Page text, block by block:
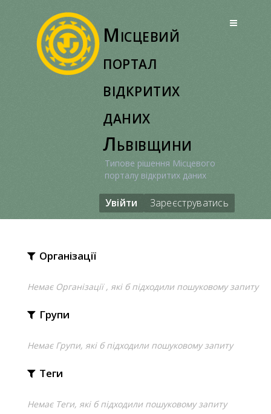
Місцевий
портал
відкритих
даних
Львівщини
Типове рішення Місцевого
порталу відкритих даних
Увійти Зареєструватись
Організації
Немає Організації , які б підходили пошуковому запиту
Групи
Немає Групи, які б підходили пошуковому запиту
Теги
Немає Теги, які б підходили пошуковому запиту